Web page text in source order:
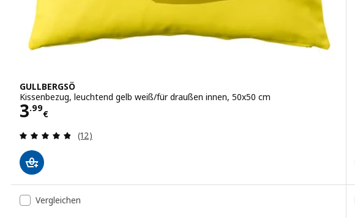
GULLBERGSÖ
Kissenbezug, leuchtend gelb weiß/für draußen innen, 50x50 cm
3.99
€
Preis 3.99€
Bewertungen: 4.8 von 5 Sternen. Bewertungen insgesamt:
(12)
Vergleichen